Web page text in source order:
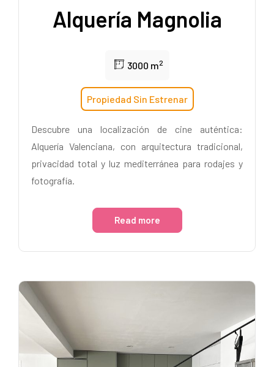
Alquería Magnolia
3000 m2
Propiedad Sin Estrenar
Descubre una localización de cine auténtica:
Alquería Valenciana, con arquitectura tradicional,
privacidad total y luz mediterránea para rodajes y
fotografía.
Read more